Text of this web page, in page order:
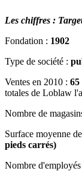
Les chiffres :
Fondation : 1902
Type de société :
Ventes en 2010 :
totales de Loblaw
Nombre de
Surface moyenne
pieds carrés)
Nombre d'employés